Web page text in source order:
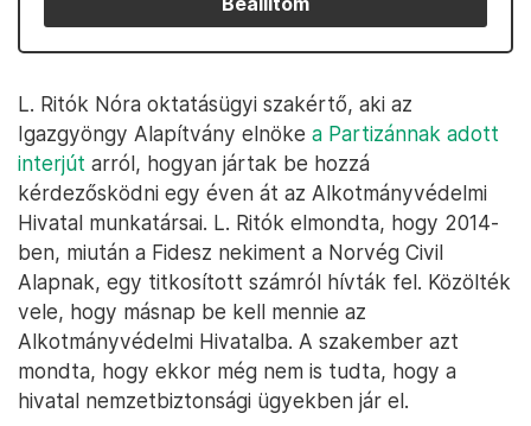
L. Ritók Nóra oktatásügyi szakértő, aki az
Igazgyöngy Alapítvány elnöke a Partizánnak adott
interjút arról, hogyan jártak be hozzá
kérdezősködni egy éven át az Alkotmányvédelmi
Hivatal munkatársai. L. Ritók elmondta, hogy 2014-
ben, miután a Fidesz nekiment a Norvég Civil
Alapnak, egy titkosított számról hívták fel. Közölték
vele, hogy másnap be kell mennie az
Alkotmányvédelmi Hivatalba. A szakember azt
mondta, hogy ekkor még nem is tudta, hogy a
hivatal nemzetbiztonsági ügyekben jár el.